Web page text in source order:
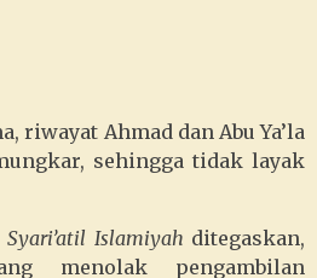
riwayat Ahmad dan Abu Ya’la
sehingga tidak layak
Syari’atil Islamiyah ditegaskan,
menolak pengambilan